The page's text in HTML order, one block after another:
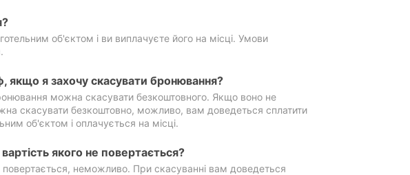
об'єктом і ви виплачуєте його на місці. Умови
я захочу скасувати бронювання?
можна скасувати безкоштовного. Якщо воно не
скасувати безкоштовно, можливо, вам доведеться сплатити
об'єктом і оплачується на місці.
якого не повертається?
повертається, неможливо. При скасуванні вам доведеться